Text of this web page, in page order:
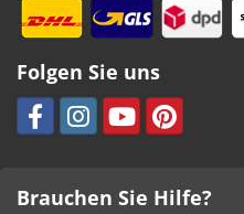
Folgen Sie uns
Brauchen Sie Hilfe?